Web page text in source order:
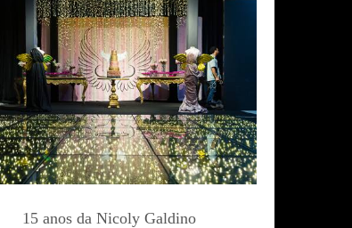
15 anos da Nicoly Galdino